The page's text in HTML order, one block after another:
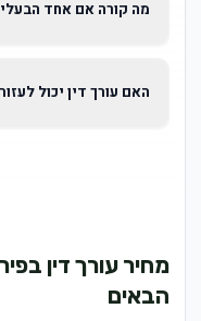
מה קורה אם אחד
האם עורך דין יכול
מחיר עורך דין
הבאים